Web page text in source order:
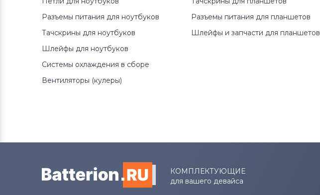
Разъемы питания для ноутбуков
Тачскрины для ноутбуков
Шлейфы для ноутбуков
Системы охлаждения в сборе
Вентиляторы (кулеры)
Разъемы питания для планшетов
Шлейфы и запчасти для планшетов
КОМПЛЕКТУЮЩИЕ
для вашего девайса